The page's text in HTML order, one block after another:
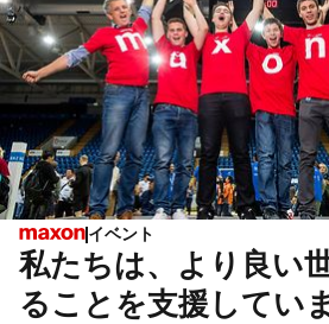
イベント
私たちは、より良い
ることを支援してい